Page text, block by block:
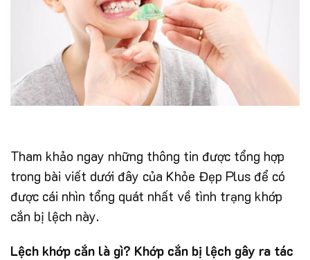
Tham khảo ngay những thông tin được tổng hợp
trong bài viết dưới đây của Khỏe Đẹp Plus để có
được cái nhìn tổng quát nhất về tình trạng khớp
cắn bị lệch này.
Lệch khớp cắn là gì? Khớp cắn bị lệch gây ra tác